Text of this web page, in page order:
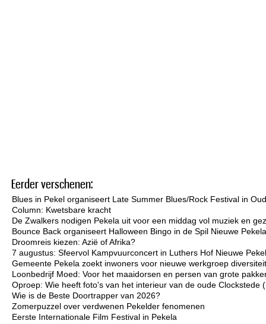
Eerder verschenen:
Blues in Pekel organiseert Late Summer Blues/Rock Festival in
Column: Kwetsbare kracht
De Zwalkers nodigen Pekela uit voor een middag vol muziek en
Bounce Back organiseert Halloween Bingo in de Spil Nieuwe Pekela
Droomreis kiezen: Azië of Afrika?
7 augustus: Sfeervol Kampvuurconcert in Luthers Hof Nieuwe
Gemeente Pekela zoekt inwoners voor nieuwe werkgroep
Loonbedrijf Moed: Voor het maaidorsen en persen van grote
Oproep: Wie heeft foto's van het interieur van de oude Clockstede
Wie is de Beste Doortrapper van 2026?
Zomerpuzzel over verdwenen Pekelder fenomenen
Eerste Internationale Film Festival in Pekela